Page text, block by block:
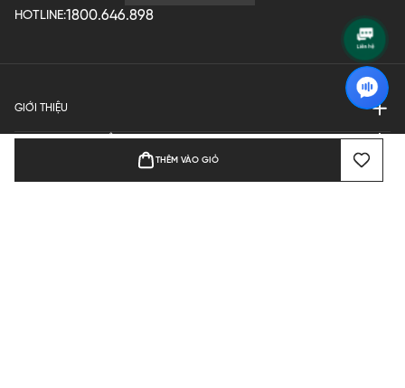
THÊM VÀO GIỎ
HOTLINE:1800.646.898
GIỚI THIỆU
QUY ĐỊNH HOẠT ĐỘNG